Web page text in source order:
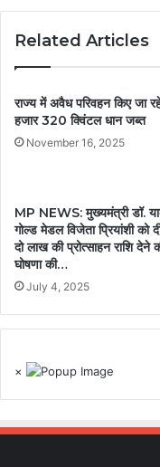
Related Articles
राज्य में अवैध परिवहन किए जा
हजार 320 क्विंटल धान जब्त
November 16, 2025
MP NEWS: मुख्यमंत्री डॉ.
गोल्ड मेडल विजेता प्रियांशी को
दो लाख की प्रोत्साहन राशि देने
घोषणा की…
July 4, 2025
×